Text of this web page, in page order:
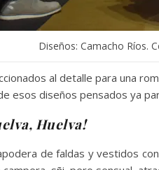
Diseños: Camacho Ríos.
al detalle para una
esos diseños pensados ya
Huelva!
de faldas y vestidos